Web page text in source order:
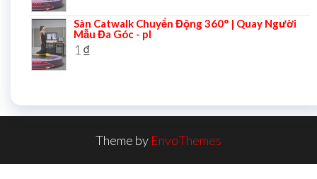
Sàn Catwalk Chuyển Động 360° | Quay Người
Mẫu Đa Góc - pl
1 ₫
Theme by EnvoThemes